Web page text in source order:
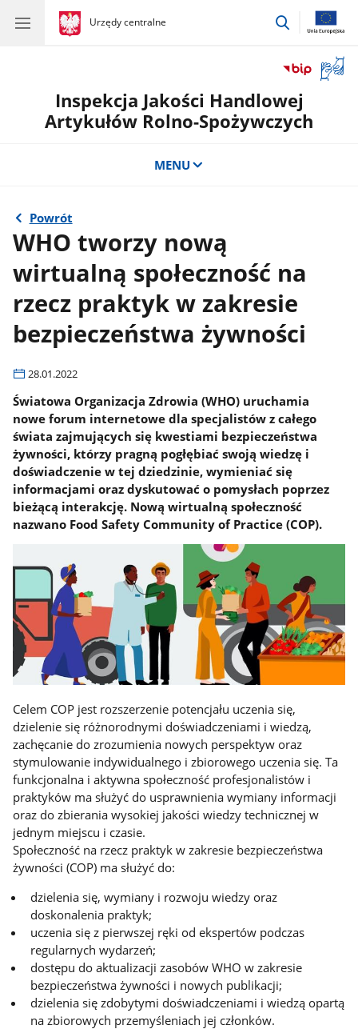
gov.pl
Urzędy centralne
gov.pl
Urzędy
przejdź
okno
Inspekcja Jakości Handlowej
Artykułów Rolno-Spożywczych
MENU
Powrót
WHO tworzy nową
wirtualną społeczność na
rzecz praktyk w zakresie
bezpieczeństwa żywności
28.01.2022
Światowa Organizacja Zdrowia (WHO) uruchamia
nowe forum internetowe dla specjalistów z całego
świata zajmujących się kwestiami bezpieczeństwa
żywności, którzy pragną pogłębiać swoją wiedzę i
doświadczenie w tej dziedzinie, wymieniać się
informacjami oraz dyskutować o pomysłach poprzez
bieżącą interakcję. Nową wirtualną społeczność
nazwano Food Safety Community of Practice (COP).
Celem COP jest rozszerzenie potencjału uczenia się,
dzielenie się różnorodnymi doświadczeniami i wiedzą,
zachęcanie do zrozumienia nowych perspektyw oraz
stymulowanie indywidualnego i zbiorowego uczenia się. Ta
funkcjonalna i aktywna społeczność profesjonalistów i
praktyków ma służyć do usprawnienia wymiany informacji
oraz do zbierania wysokiej jakości wiedzy technicznej w
jednym miejscu i czasie.
Społeczność na rzecz praktyk w zakresie bezpieczeństwa
żywności (COP) ma służyć do:
dzielenia się, wymiany i rozwoju wiedzy oraz
doskonalenia praktyk;
uczenia się z pierwszej ręki od ekspertów podczas
regularnych wydarzeń;
dostępu do aktualizacji zasobów WHO w zakresie
bezpieczeństwa żywności i nowych publikacji;
dzielenia się zdobytymi doświadczeniami i wiedzą opartą
na zbiorowych przemyśleniach jej członków.